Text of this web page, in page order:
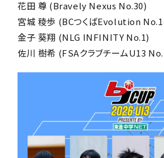
花田 尊 (Bravely Nexus No.30)
宮城 稜歩 (BCつくばEvolution
金子 葵翔 (NLG INFINITY No.1)
佐川 樹希 (FSAクラブチームU13